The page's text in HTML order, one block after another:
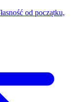
od początku,